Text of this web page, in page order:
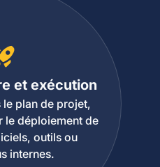
et exécution
plan de projet,
le déploiement de
outils ou
internes.